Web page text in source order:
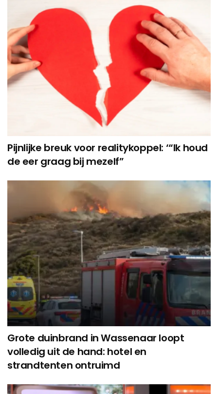
Pijnlijke breuk voor realitykoppel: ‘“Ik houd
de eer graag bij mezelf”
Grote duinbrand in Wassenaar loopt
volledig uit de hand: hotel en
strandtenten ontruimd